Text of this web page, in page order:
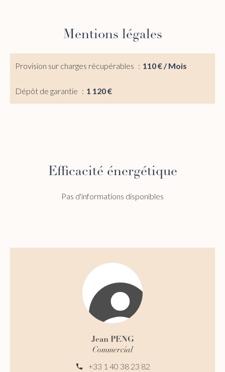
Mentions légales
Provision sur charges récupérables 110 € / Mois
Dépôt de garantie 1 120 €
Efficacité énergétique
Pas d'informations disponibles
Jean PENG
Commercial
+33 1 40 38 23 82